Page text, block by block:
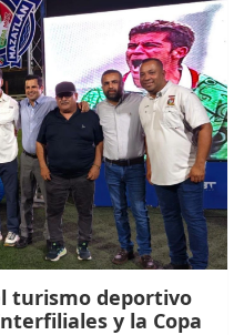
turismo deportivo
y la Copa